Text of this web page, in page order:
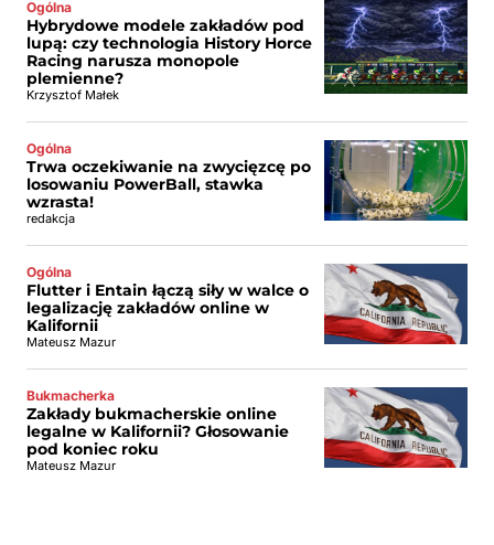
Ogólna
Hybrydowe modele zakładów pod
lupą: czy technologia History Horce
Racing narusza monopole
plemienne?
Krzysztof Małek
Ogólna
Trwa oczekiwanie na zwycięzcę po
losowaniu PowerBall, stawka
wzrasta!
redakcja
Ogólna
Flutter i Entain łączą siły w walce o
legalizację zakładów online w
Kalifornii
Mateusz Mazur
Bukmacherka
Zakłady bukmacherskie online
legalne w Kalifornii? Głosowanie
pod koniec roku
Mateusz Mazur